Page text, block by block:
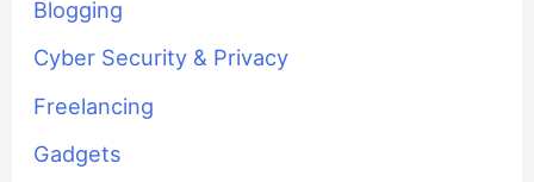
Blogging
Cyber Security & Privacy
Freelancing
Gadgets